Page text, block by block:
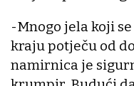
-Mnogo jela koji
kraju potječu od
namirnica je